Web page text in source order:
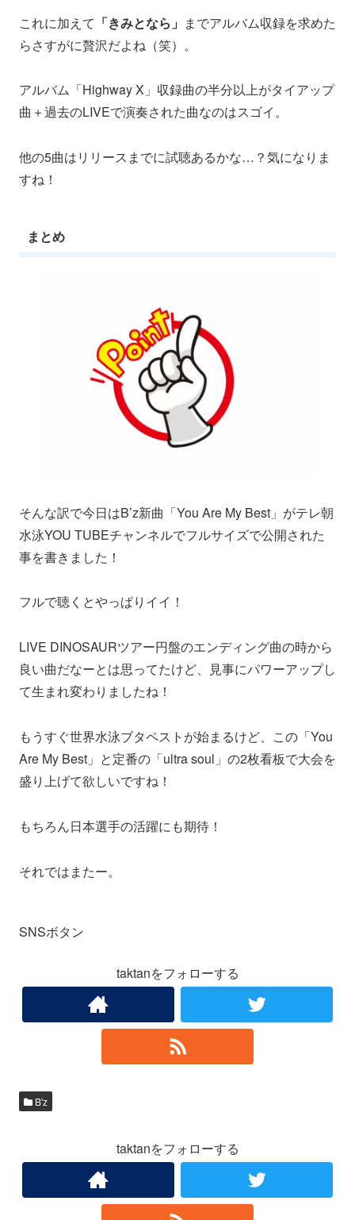
これに加えて 「きみとなら」 までアルバム収録を求めた
らさすがに贅沢だよね（笑）。
アルバム「Highway X」収録曲の半分以上がタイアップ
曲＋過去のLIVEで演奏された曲なのはスゴイ。
他の5曲はリリースまでに試聴あるかな…？気になりま
すね！
まとめ
そんな訳で今日はB’z新曲「You Are My Best」がテレ朝
水泳YOU TUBEチャンネルでフルサイズで公開された
事を書きました！
フルで聴くとやっぱりイイ！
LIVE DINOSAURツアー円盤のエンディング曲の時から
良い曲だなーとは思ってたけど、見事にパワーアップし
て生まれ変わりましたね！
もうすぐ世界水泳ブタペストが始まるけど、この「You
Are My Best」と定番の「ultra soul」の2枚看板で大会を
盛り上げて欲しいですね！
もちろん日本選手の活躍にも期待！
それではまたー。
SNSボタン
taktanをフォローする
B'z
taktanをフォローする